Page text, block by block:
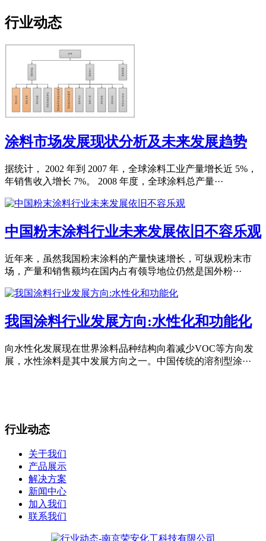
行业动态
涂料市场发展现状分析及未来发展趋势
据统计， 2002 年到 2007 年，全球涂料工业产量增长近 5%，
年销售收入增长 7%。 2008 年度，全球涂料总产量···
中国粉末涂料行业未来发展依旧不容乐观
近年来，虽然我国粉末涂料的产量快速增长，可纵观粉末市
场，产量和销售额均在国内占有领导地位仍然是国外粉···
我国涂料行业发展方向:水性化和功能化
向水性化发展现在世界涂料品种结构向着减少VOC等方向发
展，水性涂料是其中发展方向之一。中国传统的溶剂型涂···
行业动态
关于我们
产品展示
解决方案
新闻中心
加入我们
联系我们